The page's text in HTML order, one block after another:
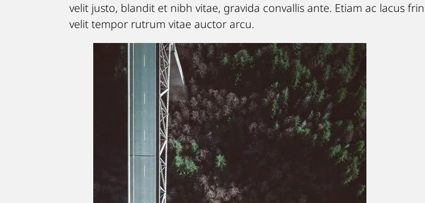
velit justo, blandit et nibh vitae, gravida convallis ante. Etiam ac lacus
velit tempor rutrum vitae auctor arcu.